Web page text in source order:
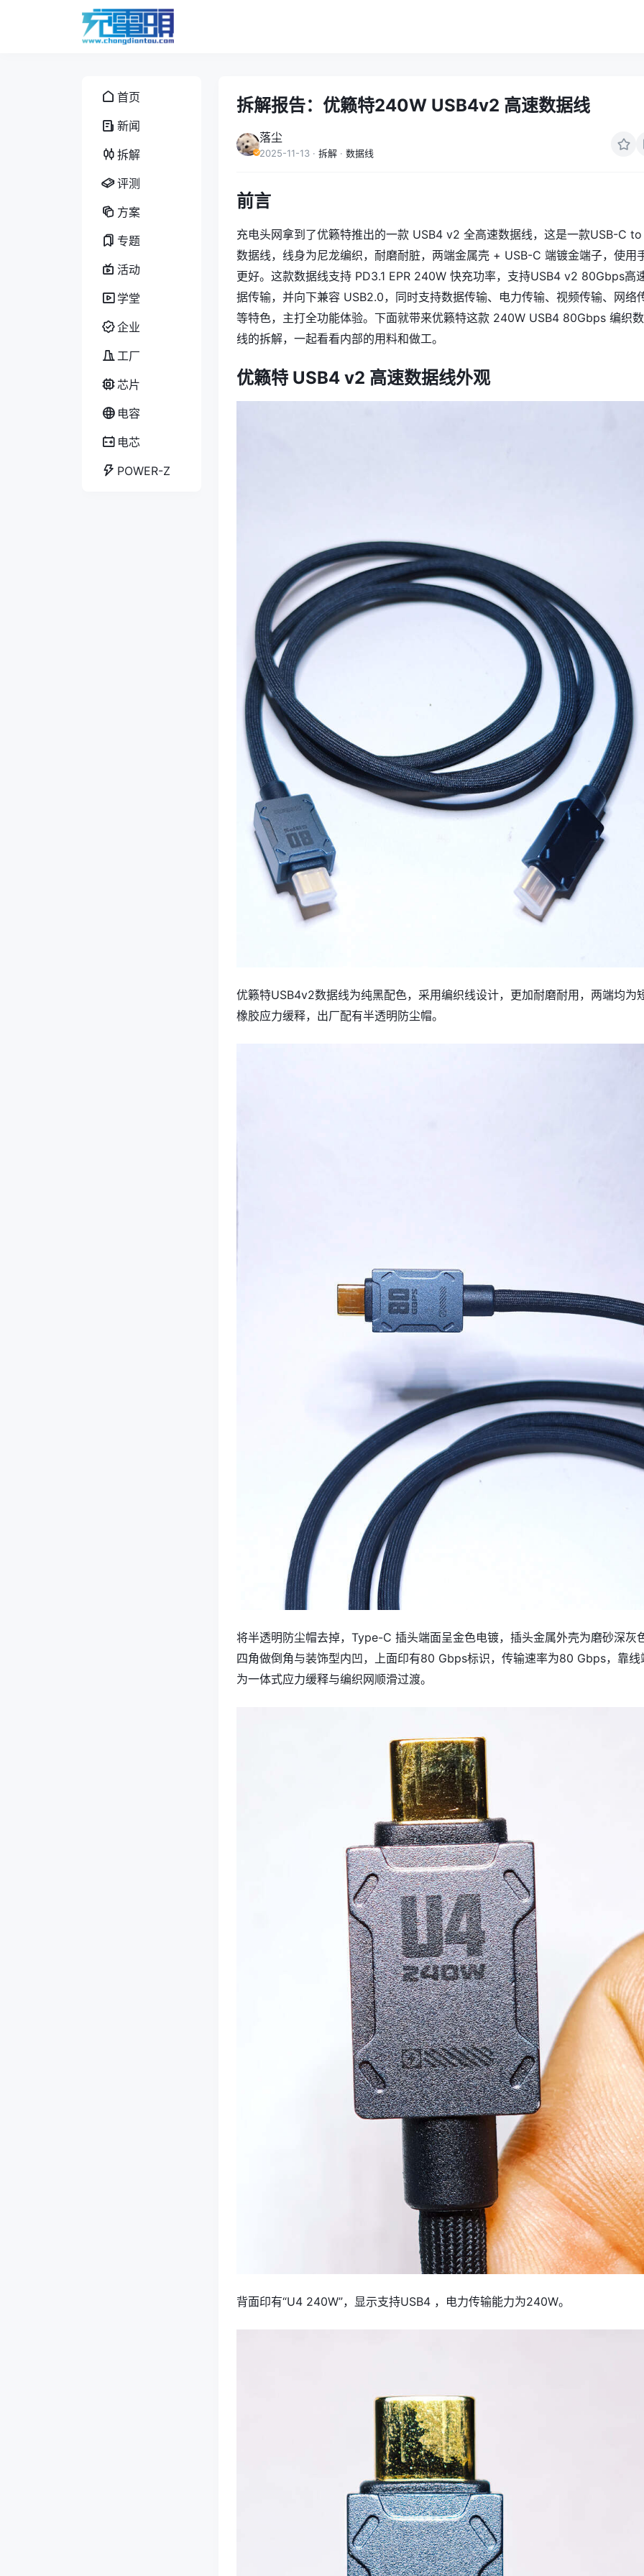
首页
新闻
拆解
评测
方案
专题
活动
学堂
企业
工厂
芯片
电容
电芯
POWER-Z
拆解报告：优籁特240W USB4v2 高速数据线
落尘
2025-11-13 · 拆解 · 数据线
前言
充电头网拿到了优籁特推出的一款 USB4 v2 全高速数据线，这是一款USB-C
数据线，线身为尼龙编织，耐磨耐脏，两端金属壳 + USB-C 端镀金端子，使用
更好。这款数据线支持 PD3.1 EPR 240W 快充功率，支持USB4 v2 80Gbps高
据传输，并向下兼容 USB2.0，同时支持数据传输、电力传输、视频传输、网络
等特色，主打全功能体验。下面就带来优籁特这款 240W USB4 80Gbps 编织
线的拆解，一起看看内部的用料和做工。
优籁特 USB4 v2 高速数据线外观
优籁特USB4v2数据线为纯黑配色，采用编织线设计，更加耐磨耐用，两端均为
橡胶应力缓释，出厂配有半透明防尘帽。
将半透明防尘帽去掉，Type-C 插头端面呈金色电镀，插头金属外壳为磨砂深灰
四角做倒角与装饰型内凹，上面印有80 Gbps标识，传输速率为80 Gbps，靠线
为一体式应力缓释与编织网顺滑过渡。
背面印有“U4 240W”，显示支持USB4 ，电力传输能力为240W。